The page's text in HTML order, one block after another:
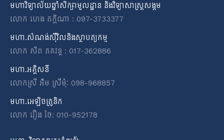
opens
in
new
window
opens
in
new
window
opens
in
new
window
opens
in
new
window
មហាវិទ្យាល័យឆ្នាំសិក្សាមូលដ្ឋាន និងវិទ្យាសាស្ត្រសង្គម
លោក ហេង ភក្តិណា : 097-3733377
មហា.សំណង់ស៊ីវិលនិងស្ថាបត្យកម្ម
លោក សិព ភគវន្ត : 017-362886
មហា.អគ្គិសនី
លោកស្រី អ៉ឹម ស្រីមុំៈ 098-968857
មហា.អេឡិចត្រូនិក
លោក រឿង ថៃ: 010-952178